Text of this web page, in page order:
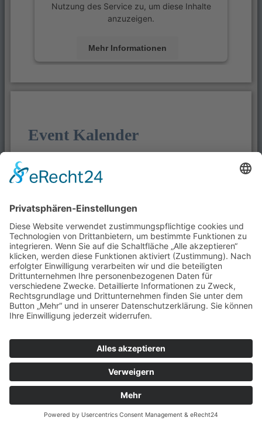
Nutzung des Service zu, um diese Inhalte
anzuzeigen.
Mehr Informationen
Event Kalender
3 4 5 6 7 8 9
10 11 12 13 14 15 16
17 18 19 20 21 22 23
24 25 26 27 28 29 30
Copyright © 2026. 1. Asiatischer Kampfkunstverein Zwickau.
All rights reserved.